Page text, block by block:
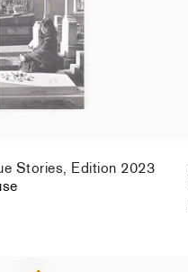
Stories, Edition 2023